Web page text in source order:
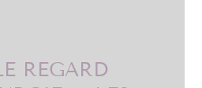
REGARD